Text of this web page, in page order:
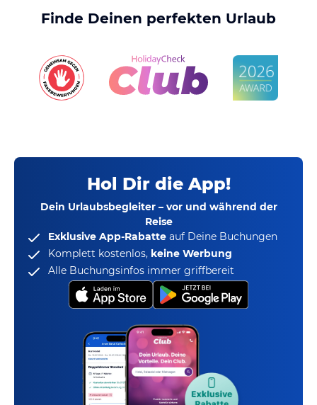
Finde Deinen perfekten Urlaub
Hol Dir die App!
Dein Urlaubsbegleiter – vor und während der
Reise
Exklusive App-Rabatte auf Deine Buchungen
Komplett kostenlos, keine Werbung
Alle Buchungsinfos immer griffbereit